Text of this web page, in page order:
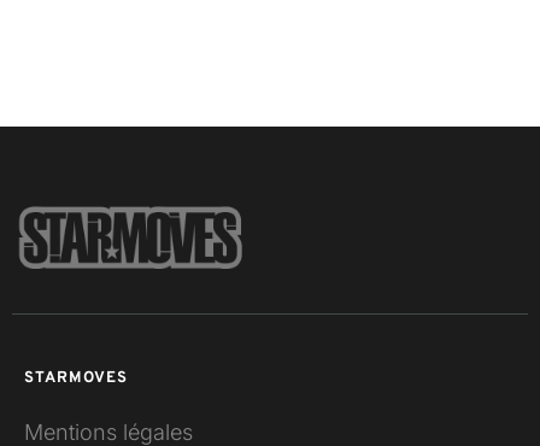
STARMOVES
Mentions légales